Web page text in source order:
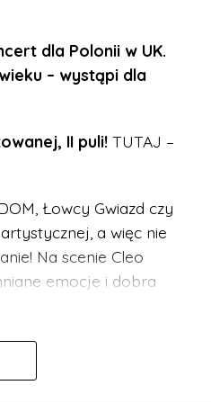
dla Polonii w UK.
– wystąpi dla
II puli! TUTAJ –
Łowcy Gwiazd czy
a więc nie
Na scenie Cleo
emocje i dobra
Niepełnoletni muszą